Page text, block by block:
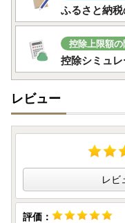
ふるさと納
控除上限額
控除シミュ
レビュー
レビ